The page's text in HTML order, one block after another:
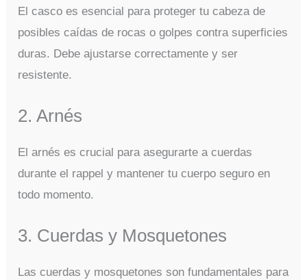
El casco es esencial para proteger tu cabeza de
posibles caídas de rocas o golpes contra superficies
duras. Debe ajustarse correctamente y ser
resistente.
2. Arnés
El arnés es crucial para asegurarte a cuerdas
durante el rappel y mantener tu cuerpo seguro en
todo momento.
3. Cuerdas y Mosquetones
Las cuerdas y mosquetones son fundamentales para